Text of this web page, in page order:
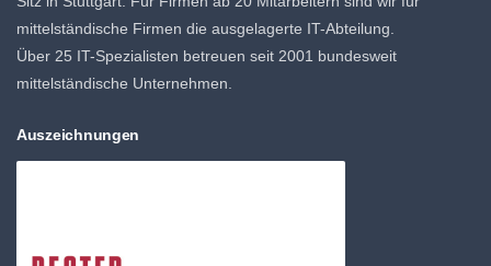
mittelständische Firmen die ausgelagerte IT-Abteilung.
Über 25 IT-Spezialisten betreuen seit 2001 bundesweit
mittelständische Unternehmen.
Auszeichnungen